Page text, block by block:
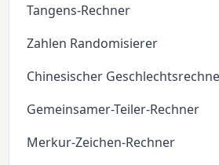
Tangens-Rechner
Zahlen Randomisierer
Chinesischer
Gemeinsamer-Teiler-Rechner
Merkur-Zeichen-Rechner